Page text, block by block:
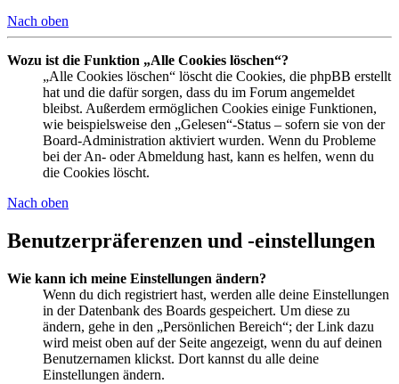
Nach oben
Wozu ist die Funktion „Alle Cookies löschen“?
„Alle Cookies löschen“ löscht die Cookies, die phpBB erstellt
hat und die dafür sorgen, dass du im Forum angemeldet
bleibst. Außerdem ermöglichen Cookies einige Funktionen,
wie beispielsweise den „Gelesen“-Status – sofern sie von der
Board-Administration aktiviert wurden. Wenn du Probleme
bei der An- oder Abmeldung hast, kann es helfen, wenn du
die Cookies löscht.
Nach oben
Benutzerpräferenzen und -einstellungen
Wie kann ich meine Einstellungen ändern?
Wenn du dich registriert hast, werden alle deine Einstellungen
in der Datenbank des Boards gespeichert. Um diese zu
ändern, gehe in den „Persönlichen Bereich“; der Link dazu
wird meist oben auf der Seite angezeigt, wenn du auf deinen
Benutzernamen klickst. Dort kannst du alle deine
Einstellungen ändern.